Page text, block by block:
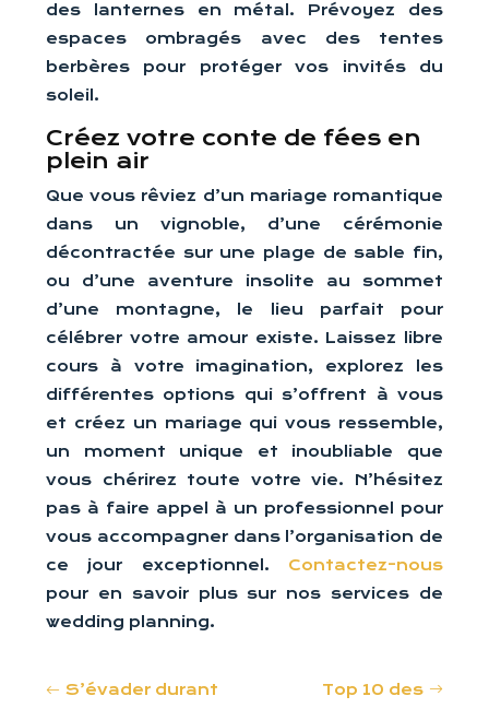
des lanternes en métal. Prévoyez des
espaces ombragés avec des tentes
berbères pour protéger vos invités du
soleil.
Créez votre conte de fées en
plein air
Que vous rêviez d’un mariage romantique
dans un vignoble, d’une cérémonie
décontractée sur une plage de sable fin,
ou d’une aventure insolite au sommet
d’une montagne, le lieu parfait pour
célébrer votre amour existe. Laissez libre
cours à votre imagination, explorez les
différentes options qui s’offrent à vous
et créez un mariage qui vous ressemble,
un moment unique et inoubliable que
vous chérirez toute votre vie. N’hésitez
pas à faire appel à un professionnel pour
vous accompagner dans l’organisation de
ce jour exceptionnel. Contactez-nous
pour en savoir plus sur nos services de
wedding planning.
S’évader durant
Top 10 des